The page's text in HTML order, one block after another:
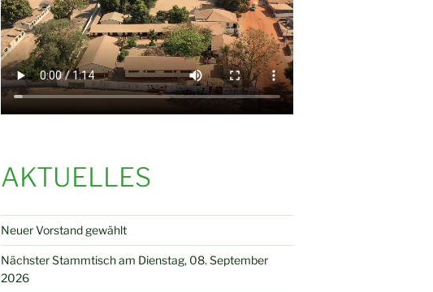
AKTUELLES
Neuer Vorstand gewählt
Nächster Stammtisch am Dienstag, 08. September
2026